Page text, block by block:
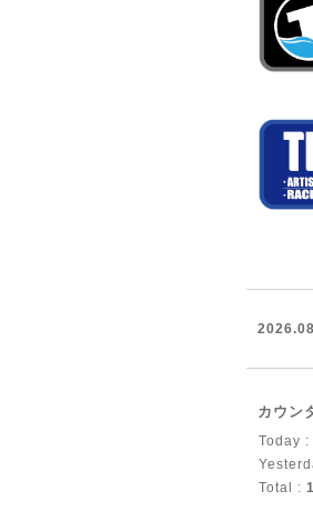
カウン
Today :
Total :